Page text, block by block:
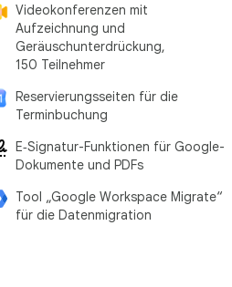
Videokonferenzen mit
Aufzeichnung und
Geräuschunterdrückung,
150 Teilnehmer
Reservierungsseiten für die
Terminbuchung
E‑Signatur-Funktionen für Google-
Dokumente und PDFs
Tool „Google Workspace Migrate“
für die Datenmigration